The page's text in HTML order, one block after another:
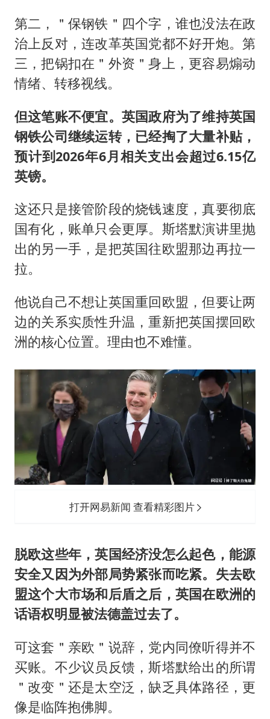
第二，＂保钢铁＂四个字，谁也没法在政
治上反对，连改革英国党都不好开炮。第
三，把锅扣在＂外资＂身上，更容易煽动
情绪、转移视线。
但这笔账不便宜。英国政府为了维持英国
钢铁公司继续运转，已经掏了大量补贴，
预计到2026年6月相关支出会超过6.15亿
英镑。
这还只是接管阶段的烧钱速度，真要彻底
国有化，账单只会更厚。斯塔默演讲里抛
出的另一手，是把英国往欧盟那边再拉一
拉。
他说自己不想让英国重回欧盟，但要让两
边的关系实质性升温，重新把英国摆回欧
洲的核心位置。理由也不难懂。
打开网易新闻 查看精彩图片
脱欧这些年，英国经济没怎么起色，能源
安全又因为外部局势紧张而吃紧。失去欧
盟这个大市场和后盾之后，英国在欧洲的
话语权明显被法德盖过去了。
可这套＂亲欧＂说辞，党内同僚听得并不
买账。不少议员反馈，斯塔默给出的所谓
＂改变＂还是太空泛，缺乏具体路径，更
像是临阵抱佛脚。